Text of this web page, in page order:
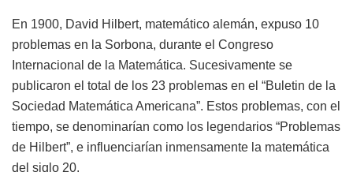
En 1900, David Hilbert, matemático alemán, expuso 10
problemas en la Sorbona, durante el Congreso
Internacional de la Matemática. Sucesivamente se
publicaron el total de los 23 problemas en el “Buletin de la
Sociedad Matemática Americana”. Estos problemas, con el
tiempo, se denominarían como los legendarios “Problemas
de Hilbert”, e influenciarían inmensamente la matemática
del siglo 20.